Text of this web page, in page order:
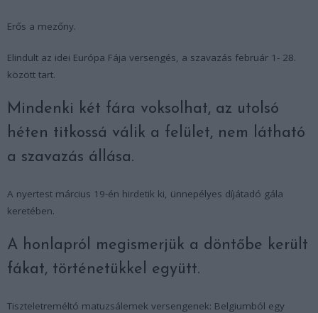
Erős a mezőny.
Elindult az idei Európa Fája versengés, a szavazás február 1- 28.
között tart.
Mindenki két fára voksolhat, az utolsó
héten titkossá válik a felület, nem látható
a szavazás állása.
A nyertest március 19-én hirdetik ki, ünnepélyes díjátadó gála
keretében.
A honlapról megismerjük a döntőbe került
fákat, történetükkel együtt.
Tiszteletreméltó matuzsálemek versengenek: Belgiumból egy